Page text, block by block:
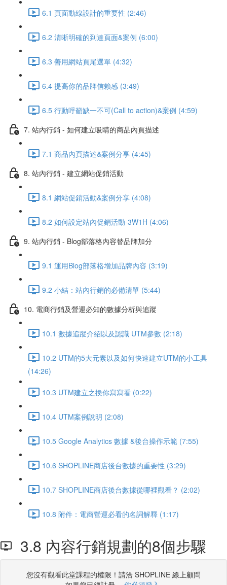
6.1 頁面動線設計的重要性 (2:46)
6.2 清晰明確的到達頁面&案例 (6:00)
6.3 善用網站頁尾選單 (4:32)
6.4 提高你的品牌信賴感 (3:49)
6.5 行動呼籲缺一不可(Call to action)&案例 (4:59)
7. 站內行銷 - 如何建立吸睛的商品內頁描述
7.1 商品內頁描述&案例分享 (4:45)
8. 站內行銷 - 建立網站促銷活動
8.1 網站促銷活動&案例分享 (4:08)
8.2 如何設定站內促銷活動-3W1H (4:06)
9. 站內行銷 - Blog部落格內容替品牌加分
9.1 運用Blog部落格增加品牌內容 (3:19)
9.2 小結：站內行銷的必備清單 (5:44)
10. 電商行銷及營運必知的數據分析與追蹤
10.1 數據追蹤介紹以及認識 UTM參數 (2:18)
10.2 UTM的5大元素以及如何快速建立UTM的小工具
(14:26)
10.3 UTM建立之換你寫寫看 (0:22)
10.4 UTM案例說明 (2:08)
10.5 Google Analytics 數據 &後台操作示範 (7:55)
10.6 SHOPLINE商店後台數據的重要性 (3:29)
10.7 SHOPLINE商店後台數據從哪裡觀看？ (2:02)
10.8 附件：電商營運必看的名詞解釋 (1:17)
3.8 內容行銷規劃的8個步驟
您沒有觀看此堂課程的權限！請洽 SHOPLINE 線上顧問